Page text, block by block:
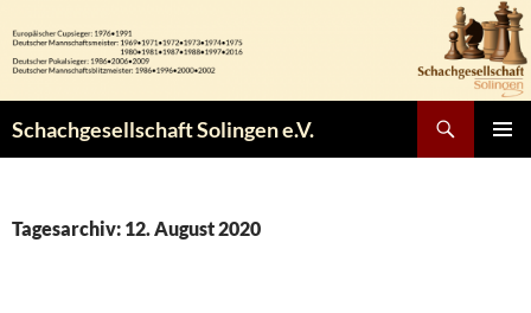
Inhalt
springen
Schachgesellschaft Solingen e.V.
Tagesarchiv: 12. August 2020